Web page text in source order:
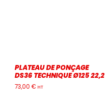
PLATEAU DE PONÇAGE
DS36 TECHNIQUE Ø125 22,2
73,00 € HT